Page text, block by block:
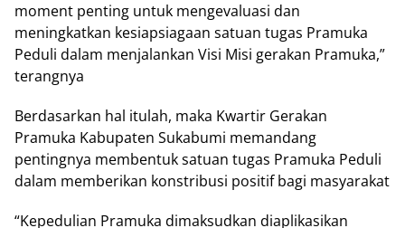
moment penting untuk mengevaluasi dan
meningkatkan kesiapsiagaan satuan tugas Pramuka
Peduli dalam menjalankan Visi Misi gerakan Pramuka,”
terangnya
Berdasarkan hal itulah, maka Kwartir Gerakan
Pramuka Kabupaten Sukabumi memandang
pentingnya membentuk satuan tugas Pramuka Peduli
dalam memberikan konstribusi positif bagi masyarakat
“Kepedulian Pramuka dimaksudkan diaplikasikan